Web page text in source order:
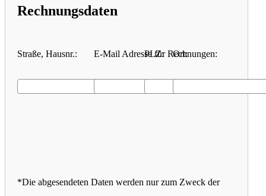
Rechnungsdaten
Straße, Hausnr.: E-Mail Adresse für Rechnungen:
PLZ: Ort:
*Die abgesendeten Daten werden nur zum Zweck der